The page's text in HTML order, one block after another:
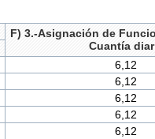
F) 3.-Asignación de
Cuantía
6,12
6,12
6,12
6,12
6,12